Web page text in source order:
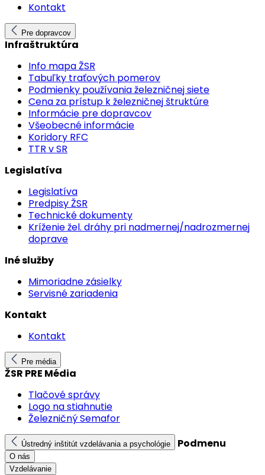
Kontakt
Pre dopravcov
Infraštruktúra
Info mapa ŽSR
Tabuľky traťových pomerov
Podmienky používania železničnej siete
Cena za prístup k železničnej štruktúre
Informácie pre dopravcov
Všeobecné informácie
Koridory RFC
TTR v SR
Legislatíva
Legislatíva
Predpisy ŽSR
Technické dokumenty
Kríženie žel. dráhy pri nadmernej/nadrozmernej
doprave
Iné služby
Mimoriadne zásielky
Servisné zariadenia
Kontakt
Kontakt
Pre média
ŽSR PRE Média
Tlačové správy
Logo na stiahnutie
Železničný Semafor
Ústredný inštitút vzdelávania a psychológie Podmenu
O nás
Vzdelávanie